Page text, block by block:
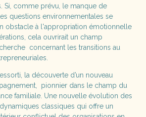
Si, comme prévu, le manque de
questions environnementales se
obstacle à l'appropriation émotionnelle
cela ouvrirait un champ
concernant les transitions au
la découverte d’un nouveau
pionnier dans le champ du
familiale. Une nouvelle évolution des
classiques qui offre un